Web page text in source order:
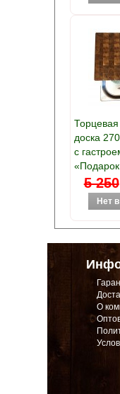
доска
с
5 250
О